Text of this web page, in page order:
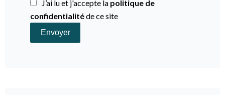
J’ai lu et j'accepte la politique de
confidentialitéde ce site
Envoyer